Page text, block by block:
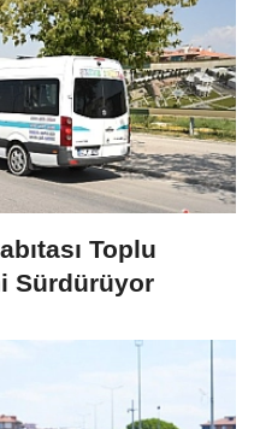
Toplu
Sürdürüyor